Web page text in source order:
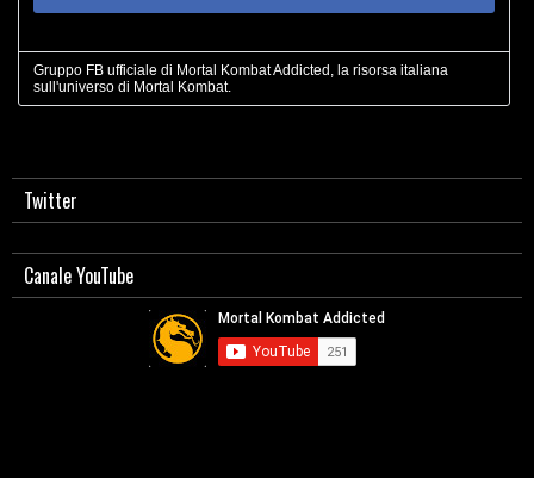
Gruppo FB ufficiale di Mortal Kombat Addicted, la risorsa italiana
sull'universo di Mortal Kombat.
Twitter
Canale YouTube